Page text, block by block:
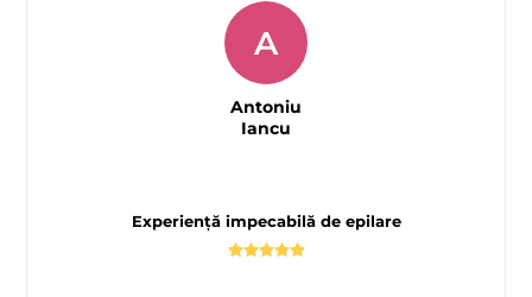
Experiență impecabilă de epilare
A
Antoniu
Iancu